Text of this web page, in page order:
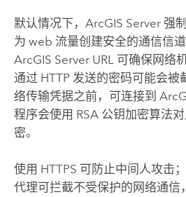
默认情况下， ArcGIS Server强制
为 web 流量创建安全的通信信
ArcGIS ServerURL 可确保网络
通过 HTTP 发送的密码可能会被
络传输凭据之前，可连接到
程序会使用 RSA 公钥加密算法
密。
使用 HTTPS 可防止中间人攻击
代理可拦截不受保护的网络通信